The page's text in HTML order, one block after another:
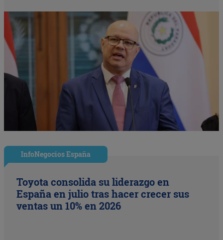
InfoNegocios España
Toyota consolida su liderazgo en
España en julio tras hacer crecer sus
ventas un 10% en 2026